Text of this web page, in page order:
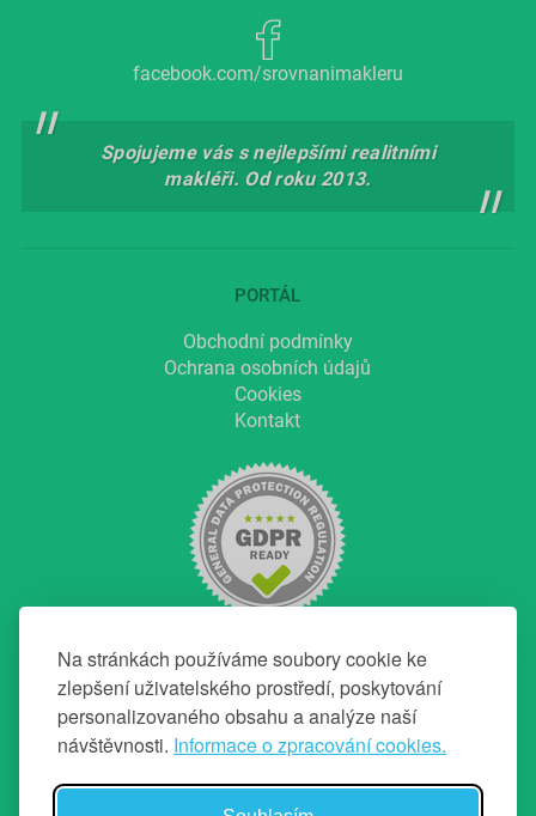
Na stránkách používáme soubory cookie ke
zlepšení uživatelského prostředí, poskytování
personalizovaného obsahu a analýze naší
návštěvnosti. Informace o zpracování cookies.
facebook.com/srovnanimakleru
Spojujeme vás s nejlepšími realitními
makléři. Od roku 2013.
PORTÁL
Obchodní podmínky
Ochrana osobních údajů
Cookies
Kontakt
NAVIGACE
O projektu